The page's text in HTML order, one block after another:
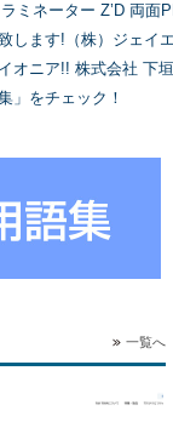
ミネーター Z’D 両面
します!（株）ジェイ
オニア!! 株式会社 下
」をチェック！
一覧へ